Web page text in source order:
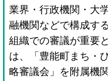
業界・行政機関・大
融機関などで構成す
組織での審議が重要
は、「豊能町まち・
略審議会」を附属機